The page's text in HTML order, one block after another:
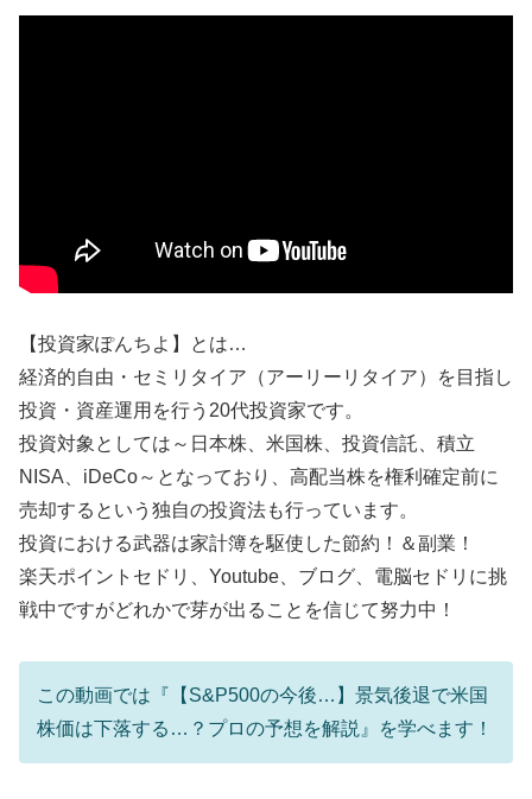
【投資家ぽんちよ】とは…
経済的自由・セミリタイア（アーリーリタイア）を目指し
投資・資産運用を行う20代投資家です。
投資対象としては～日本株、米国株、投資信託、積立
NISA、iDeCo～となっており、高配当株を権利確定前に
売却するという独自の投資法も行っています。
投資における武器は家計簿を駆使した節約！＆副業！
楽天ポイントセドリ、Youtube、ブログ、電脳セドリに挑
戦中ですがどれかで芽が出ることを信じて努力中！
この動画では『【S&P500の今後…】景気後退で米国
株価は下落する…？プロの予想を解説』を学べます！